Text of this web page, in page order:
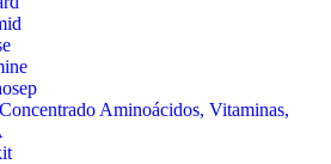
Aminoácidos, Vitaminas,